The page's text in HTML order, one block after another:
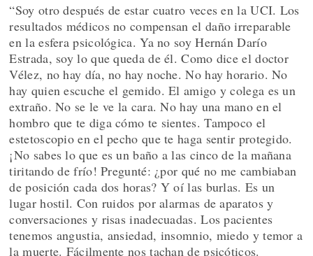
“Soy otro después de estar cuatro veces en la UCI. Los
resultados médicos no compensan el daño irreparable
en la esfera psicológica. Ya no soy Hernán Darío
Estrada, soy lo que queda de él. Como dice el doctor
Vélez, no hay día, no hay noche. No hay horario. No
hay quien escuche el gemido. El amigo y colega es un
extraño. No se le ve la cara. No hay una mano en el
hombro que te diga cómo te sientes. Tampoco el
estetoscopio en el pecho que te haga sentir protegido.
¡No sabes lo que es un baño a las cinco de la mañana
tiritando de frío! Pregunté: ¿por qué no me cambiaban
de posición cada dos horas? Y oí las burlas. Es un
lugar hostil. Con ruidos por alarmas de aparatos y
conversaciones y risas inadecuadas. Los pacientes
tenemos angustia, ansiedad, insomnio, miedo y temor a
la muerte. Fácilmente nos tachan de psicóticos.